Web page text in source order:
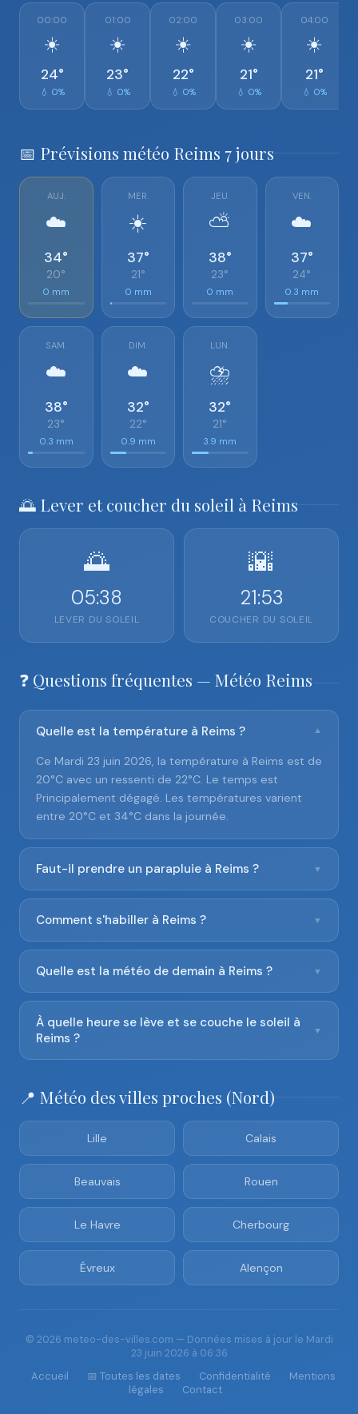
00:00
☀️
24°
💧 0%
01:00
☀️
23°
💧 0%
02:00
☀️
22°
💧 0%
03:00
☀️
21°
💧 0%
04:00
☀️
21°
💧 0%
📅 Prévisions météo Reims 7 jours
AUJ.
☁️
34°
20°
0 mm
MER.
☀️
37°
21°
0 mm
JEU.
⛅
38°
23°
0 mm
VEN.
☁️
37°
24°
0.3 mm
SAM.
☁️
38°
23°
0.3 mm
DIM.
☁️
32°
22°
0.9 mm
LUN.
⛈️
32°
21°
3.9 mm
🌅 Lever et coucher du soleil à Reims
🌅
05:38
LEVER DU SOLEIL
🌇
21:53
COUCHER DU SOLEIL
❓ Questions fréquentes — Météo Reims
Quelle est la température à Reims ? ▼
Ce Mardi 23 juin 2026, la température à Reims est de
20°C avec un ressenti de 22°C. Le temps est
Principalement dégagé. Les températures varient
entre 20°C et 34°C dans la journée.
Faut-il prendre un parapluie à Reims ? ▼
Comment s'habiller à Reims ? ▼
Quelle est la météo de demain à Reims ? ▼
À quelle heure se lève et se couche le soleil à
Reims ?
▼
📍 Météo des villes proches (Nord)
Lille Calais
Beauvais Rouen
Le Havre Cherbourg
Évreux Alençon
© 2026 meteo-des-villes.com — Données mises à jour le Mardi
23 juin 2026 à 06:36
Accueil
📅 Toutes les dates Confidentialité
Mentions
légales
Contact